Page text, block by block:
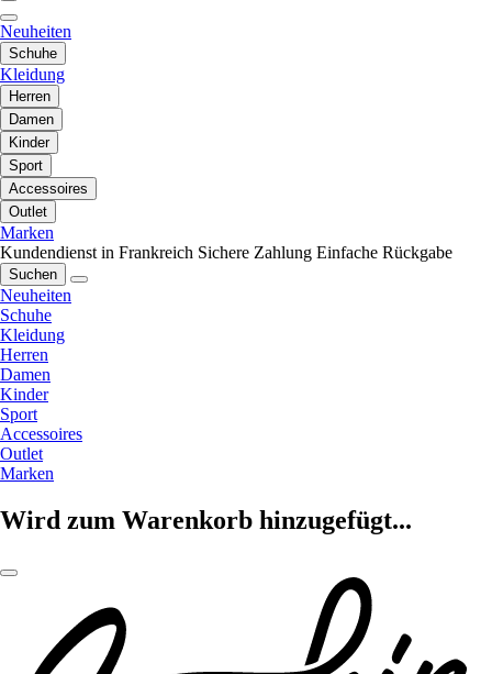
Neuheiten
Schuhe
Kleidung
Herren
Damen
Kinder
Sport
Accessoires
Outlet
Marken
Kundendienst in Frankreich Sichere Zahlung Einfache Rückgabe
Suchen
Neuheiten
Schuhe
Kleidung
Herren
Damen
Kinder
Sport
Accessoires
Outlet
Marken
Wird zum Warenkorb hinzugefügt...